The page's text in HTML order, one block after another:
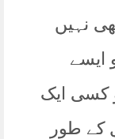
نہیں
ایسے
کسی ایک
کے طور